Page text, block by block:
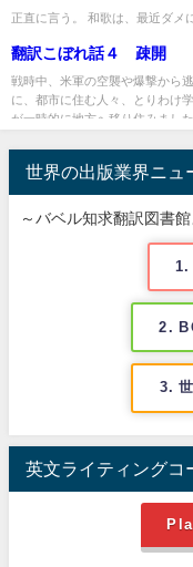
正直に言う。 和歌は、最近ダメ
メだ。 「近ごろ和歌が振るわな
か、そういう生ぬるい話ではな...
翻訳こぼれ話４ 疎開
戦時中、米軍の空襲や爆撃から
に、都市に住む人々、とりわけ
が一時的に地方へ移り住みまし
世界の出版業界ニュ
～バベル知求翻訳図書館
1.
2.
3.
英文ライティングコ